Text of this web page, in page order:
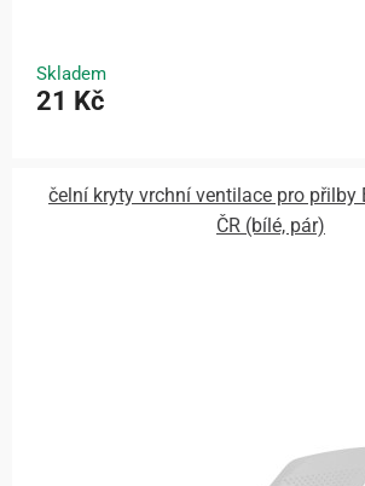
Skladem
21 Kč
čelní kryty vrchní ventilace pro přilby
ČR (bílé, pár)